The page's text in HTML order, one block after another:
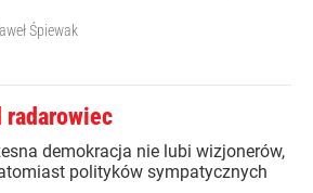
Śpiewak
radarowiec
demokracja nie lubi wizjonerów,
polityków sympatycznych